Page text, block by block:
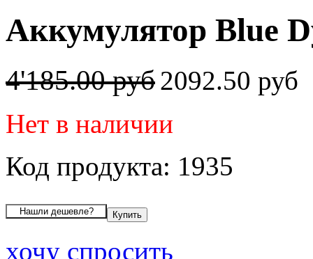
Аккумулятор Blue
4'185.00 руб2092.50 руб
Нет в наличии
Код продукта: 1935
хочу спросить